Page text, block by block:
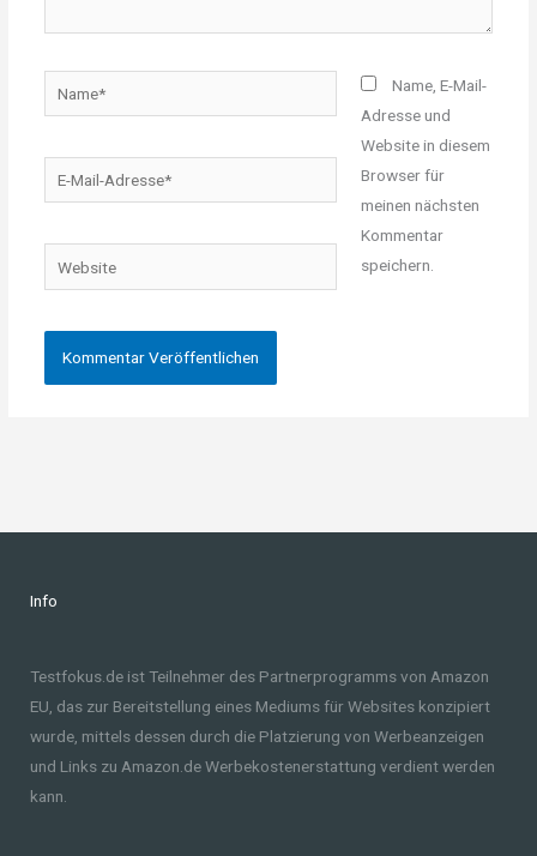
Mail-
Website
Name, E-Mail-
Adresse und
Website in diesem
Browser für
meinen nächsten
Kommentar
speichern.
Info
Testfokus.de ist Teilnehmer des Partnerprogramms von Amazon
EU, das zur Bereitstellung eines Mediums für Websites konzipiert
wurde, mittels dessen durch die Platzierung von Werbeanzeigen
und Links zu Amazon.de Werbekostenerstattung verdient werden
kann.